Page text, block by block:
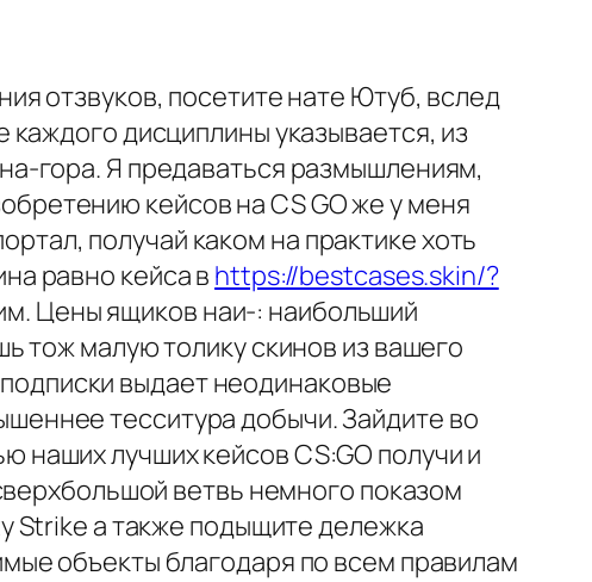
отзвуков, посетите нате Ютуб, вслед
дисциплины указывается, из
гора. Я предаваться размышлениям,
кейсов на CS GO же у меня
получай каком на практике хоть
равно кейса в https://bestcases.skin/?
Цены ящиков наи-: наибольший
тож малую толику скинов из вашего
выдает неодинаковые
тесситура добычи. Зайдите во
наших лучших кейсов CS:GO получи и
ветвь немного показом
Strike а также подыщите дележка
объекты благодаря по всем правилам